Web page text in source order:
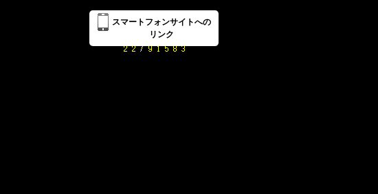
スマートフォンサイトへの
リンク